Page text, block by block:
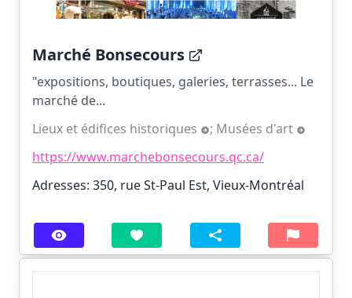
Marché Bonsecours
"expositions, boutiques, galeries, terrasses... Le
marché de...
Lieux et édifices historiques
; Musées d'art
https://www.marchebonsecours.qc.ca/
Adresses: 350, rue St-Paul Est, Vieux-Montréal